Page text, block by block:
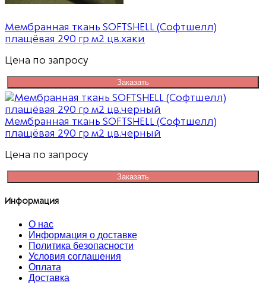
Мембранная ткань SOFTSHELL (Софтшелл)
плащёвая 290 гр м2 цв.хаки
Цена по запросу
Заказать
Мембранная ткань SOFTSHELL (Софтшелл)
плащёвая 290 гр м2 цв.черный
Цена по запросу
Заказать
Информация
О нас
Информация о доставке
Политика безопасности
Условия соглашения
Оплата
Доставка